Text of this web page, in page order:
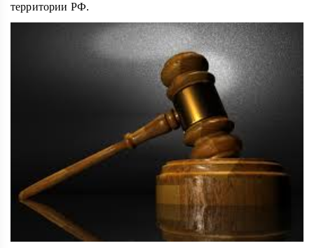
территории РФ.